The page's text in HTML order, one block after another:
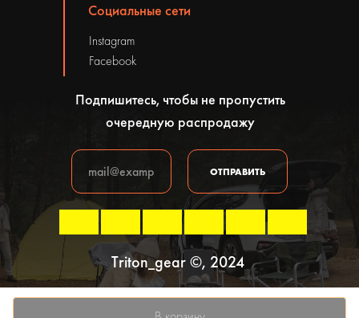
Подпишитесь, чтобы не пропустить
очередную распродажу
Triton_gear ©, 2024
Политика конфиденциальности
ОТПРАВИТЬ
Социальные сети
Instagram
Facebook